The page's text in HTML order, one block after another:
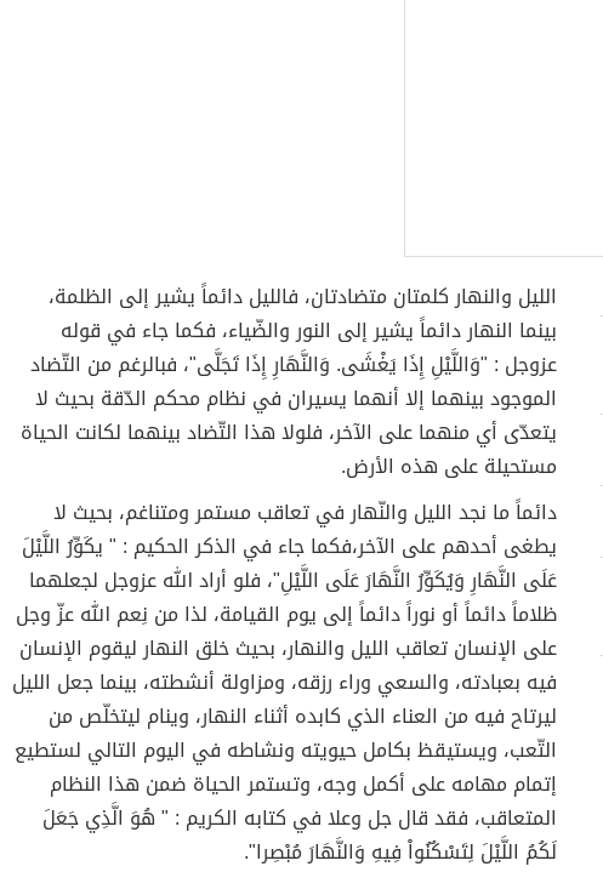
الليل والنهار كلمتان متضادتان، فالليل دائماً يشير إلى الظلمة،
بينما النهار دائماً يشير إلى النور والضّياء، فكما جاء في قوله
عزوجل : "وَاللَّيْلِ إِذَا يَغْشَى. وَالنَّهَارِ إِذَا تَجَلَّى"، فبالرغم من التّضاد
الموجود بينهما إلا أنهما يسيران في نظام محكم الدّقة بحيث لا
يتعدّى أي منهما على الآخر، فلولا هذا التّضاد بينهما لكانت الحياة
مستحيلة على هذه الأرض.
دائماً ما نجد الليل والنّهار في تعاقب مستمر ومتناغم، بحيث لا
يطغى أحدهم على الآخر،فكما جاء في الذكر الحكيم : " يكَوِّرُ اللَّيْلَ
عَلَى النَّهَارِ وَيُكَوِّرُ النَّهَارَ عَلَى اللَّيْلِ"، فلو أراد الله عزوجل لجعلهما
ظلاماً دائماً أو نوراً دائماً إلى يوم القيامة، لذا من نِعم الله عزّ وجل
على الإنسان تعاقب الليل والنهار، بحيث خلق النهار ليقوم الإنسان
فيه بعبادته، والسعي وراء رزقه، ومزاولة أنشطته، بينما جعل الليل
ليرتاح فيه من العناء الذي كابده أثناء النهار، وينام ليتخلّص من
التّعب، ويستيقظ بكامل حيويته ونشاطه في اليوم التالي لستطيع
إتمام مهامه على أكمل وجه، وتستمر الحياة ضمن هذا النظام
المتعاقب، فقد قال جل وعلا في كتابه الكريم : " هُوَ الَّذِي جَعَلَ
لَكُمُ اللَّيْلَ لِتَسْكُنُواْ فِيهِ وَالنَّهَارَ مُبْصِرا".